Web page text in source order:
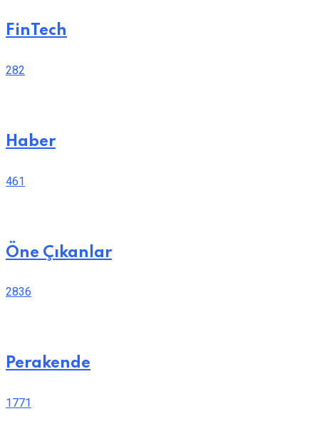
FinTech
282
Haber
461
Öne Çıkanlar
2836
Perakende
1771